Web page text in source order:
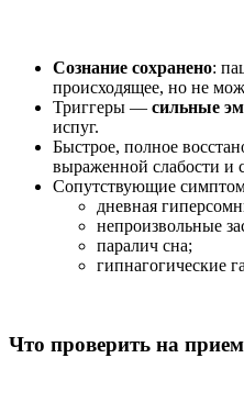
Сознание сохранено:
происходящее, но не
Триггеры — сильные
испуг.
Быстрое, полное
выраженной слабости и
Сопутствующие
дневная
непроизвольные
паралич сна;
гипнагогические
Что проверить на